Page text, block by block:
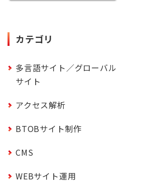
カテゴリ
多言語サイト／グローバル
サイト
アクセス解析
BTOBサイト制作
CMS
WEBサイト運用